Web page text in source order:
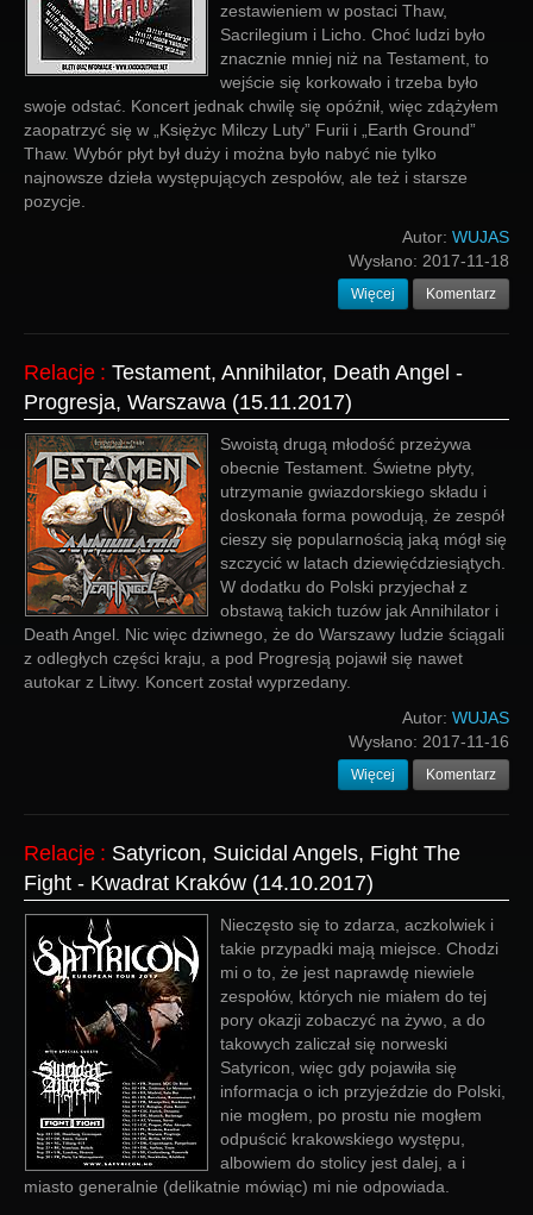
zestawieniem w postaci Thaw,
Sacrilegium i Licho. Choć ludzi było
znacznie mniej niż na Testament, to
wejście się korkowało i trzeba było
swoje odstać. Koncert jednak chwilę się opóźnił, więc zdążyłem
zaopatrzyć się w „Księżyc Milczy Luty” Furii i „Earth Ground”
Thaw. Wybór płyt był duży i można było nabyć nie tylko
najnowsze dzieła występujących zespołów, ale też i starsze
pozycje.
Autor: WUJAS
Wysłano: 2017-11-18
Więcej Komentarz
Relacje : Testament, Annihilator, Death Angel -
Progresja, Warszawa (15.11.2017)
Swoistą drugą młodość przeżywa
obecnie Testament. Świetne płyty,
utrzymanie gwiazdorskiego składu i
doskonała forma powodują, że zespół
cieszy się popularnością jaką mógł się
szczycić w latach dziewięćdziesiątych.
W dodatku do Polski przyjechał z
obstawą takich tuzów jak Annihilator i
Death Angel. Nic więc dziwnego, że do Warszawy ludzie ściągali
z odległych części kraju, a pod Progresją pojawił się nawet
autokar z Litwy. Koncert został wyprzedany.
Autor: WUJAS
Wysłano: 2017-11-16
Więcej Komentarz
Relacje : Satyricon, Suicidal Angels, Fight The
Fight - Kwadrat Kraków (14.10.2017)
Nieczęsto się to zdarza, aczkolwiek i
takie przypadki mają miejsce. Chodzi
mi o to, że jest naprawdę niewiele
zespołów, których nie miałem do tej
pory okazji zobaczyć na żywo, a do
takowych zaliczał się norweski
Satyricon, więc gdy pojawiła się
informacja o ich przyjeździe do Polski,
nie mogłem, po prostu nie mogłem
odpuścić krakowskiego występu,
albowiem do stolicy jest dalej, a i
miasto generalnie (delikatnie mówiąc) mi nie odpowiada.